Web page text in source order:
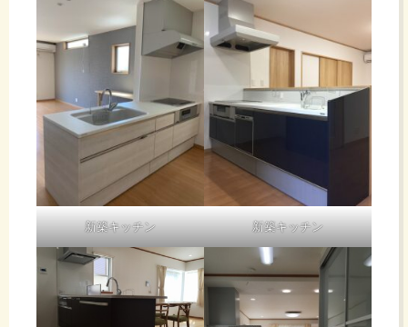
新築キッチン 新築キッチン